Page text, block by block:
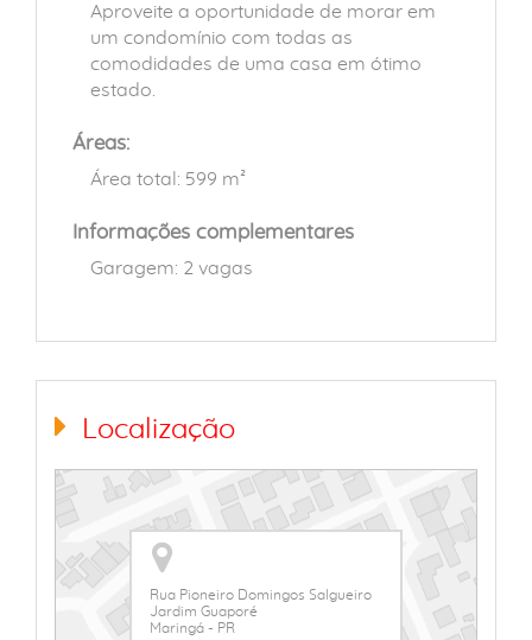
Aproveite a oportunidade de morar em
um condomínio com todas as
comodidades de uma casa em ótimo
estado.
Áreas:
Área total: 599 m²
Informações complementares
Garagem: 2 vagas
Localização
Rua Pioneiro Domingos Salgueiro
Jardim Guaporé
Maringá - PR